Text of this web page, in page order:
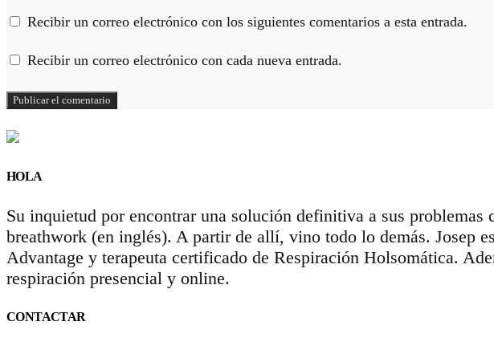
Recibir un correo electrónico con los siguientes comentarios a esta entrada.
Recibir un correo electrónico con cada nueva entrada.
HOLA
Su inquietud por encontrar una solución definitiva a sus
breathwork (en inglés). A partir de allí, vino todo lo demás. Josep
Advantage y terapeuta certificado de Respiración Holsomática.
respiración presencial y online.
CONTACTAR